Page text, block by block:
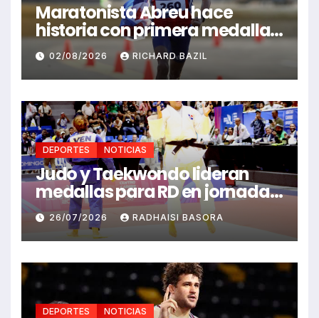
Maratonista Abreu hace
historia con primera medalla
en Juegos Santo Domingo
2026
02/08/2026 RICHARD BAZIL
DEPORTES NOTICIAS
Judo y Taekwondo lideran
medallas para RD en jornada
de Juego Santo Domingo 2026
26/07/2026 RADHAISI BASORA
DEPORTES NOTICIAS